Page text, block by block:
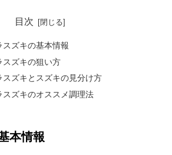
目次
スズキの基本情報
スズキの狙い方
スズキとスズキの見分け方
スズキのオススメ調理法
本情報